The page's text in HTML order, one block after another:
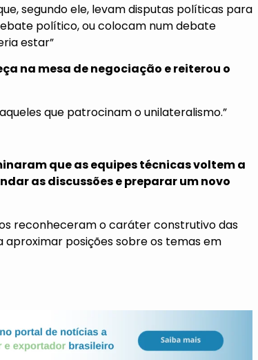
segundo ele, levam disputas políticas para
político, ou colocam num debate
estar”
na mesa de negociação e reiterou o
que patrocinam o unilateralismo.”
que as equipes técnicas voltem a
as discussões e preparar um novo
reconheceram o caráter construtivo das
aproximar posições sobre os temas em